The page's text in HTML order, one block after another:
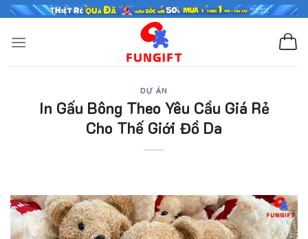
Skip
content
DỰ ÁN
In Gấu Bông Theo Yêu Cầu Giá Rẻ
Cho Thế Giới Đồ Da